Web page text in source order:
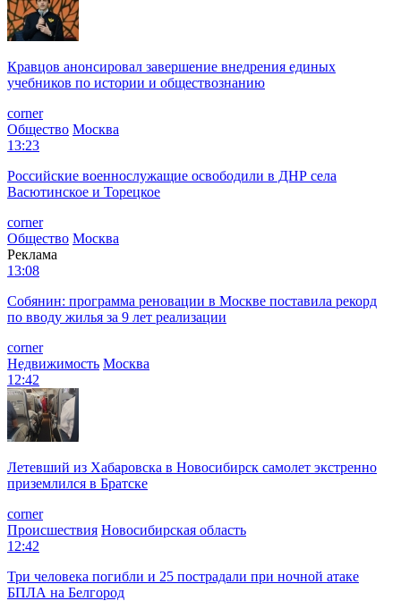
Кравцов анонсировал завершение внедрения единых
учебников по истории и обществознанию
corner
Общество Москва
13:23
Российские военнослужащие освободили в ДНР села
Васютинское и Торецкое
corner
Общество Москва
Реклама
13:08
Собянин: программа реновации в Москве поставила рекорд
по вводу жилья за 9 лет реализации
corner
Недвижимость Москва
12:42
Летевший из Хабаровска в Новосибирск самолет экстренно
приземлился в Братске
corner
Происшествия Новосибирская область
12:42
Три человека погибли и 25 пострадали при ночной атаке
БПЛА на Белгород